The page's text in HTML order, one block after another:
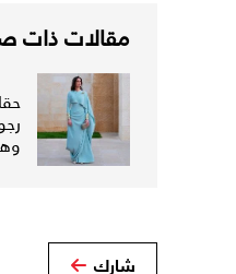
مقالات ذات
شارك